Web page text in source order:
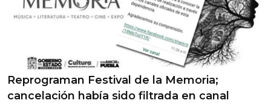
Reprograman Festival de la Memoria;
cancelación había sido filtrada en canal